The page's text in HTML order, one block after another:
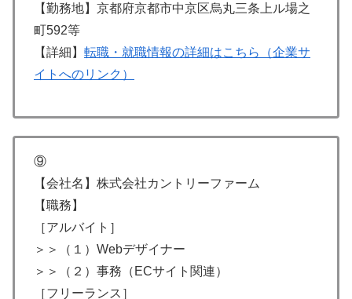
【勤務地】京都府京都市中京区烏丸三条上ル場之
町592等
【詳細】 転職・就職情報の詳細はこちら（企業サ
イトへのリンク）
⑨
【会社名】株式会社カントリーファーム
【職務】
［アルバイト］
＞＞（１）Webデザイナー
＞＞（２）事務（ECサイト関連）
［フリーランス］